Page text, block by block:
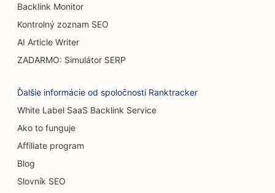
SEO pre popáleninových chirurgov
SEO pre kaviarne
SEO pre reštaurácie s príležitostným stravovaním
SEO pre cukrárne
SEO pre predajcov áut
SEO pre upratovacie služby
Backlink Monitor
Kontrolný zoznam SEO
AI Article Writer
ZADARMO: Simulátor SERP
Ďalšie informácie od spoločnosti Ranktracker
White Label SaaS Backlink Service
Ako to funguje
Affiliate program
Blog
Slovník SEO